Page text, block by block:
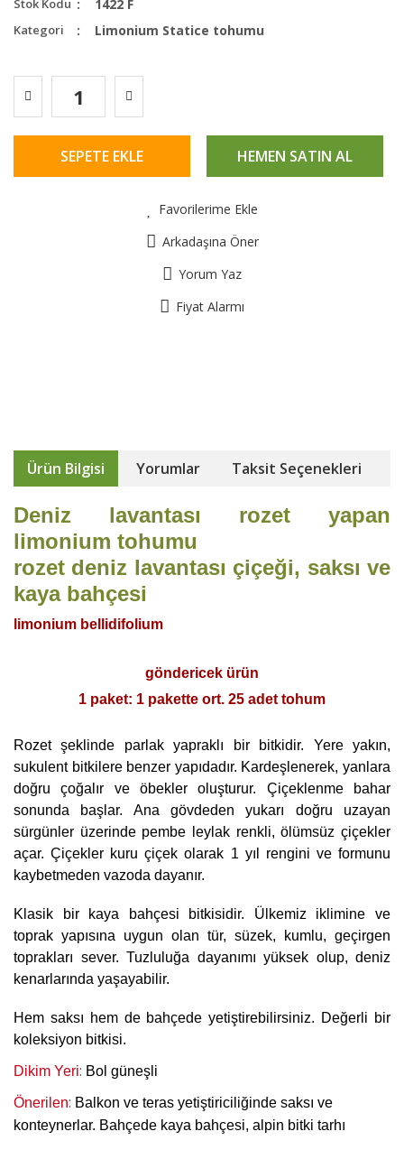
1422 F
Kategori Limonium Statice tohumu
SEPETE EKLE HEMEN SATIN AL
Favorilerime Ekle
Arkadaşına Öner
Yorum Yaz
Fiyat Alarmı
Ürün Bilgisi Yorumlar Taksit Seçenekleri
Deniz lavantası rozet yapan
limonium tohumu
rozet deniz lavantası çiçeği, saksı ve
kaya bahçesi
limonium bellidifolium
göndericek ürün
1 paket: 1 pakette ort. 25 adet tohum
Rozet şeklinde parlak yapraklı bir bitkidir. Yere yakın,
sukulent bitkilere benzer yapıdadır. Kardeşlenerek, yanlara
doğru çoğalır ve öbekler oluşturur. Çiçeklenme bahar
sonunda başlar. Ana gövdeden yukarı doğru uzayan
sürgünler üzerinde pembe leylak renkli, ölümsüz çiçekler
açar. Çiçekler kuru çiçek olarak 1 yıl rengini ve formunu
kaybetmeden vazoda dayanır.
Klasik bir kaya bahçesi bitkisidir. Ülkemiz iklimine ve
toprak yapısına uygun olan tür, süzek, kumlu, geçirgen
toprakları sever. Tuzluluğa dayanımı yüksek olup, deniz
kenarlarında yaşayabilir.
Hem saksı hem de bahçede yetiştirebilirsiniz. Değerli bir
koleksiyon bitkisi.
Dikim Yeri: Bol güneşli
Önerilen: Balkon ve teras yetiştiriciliğinde saksı ve
konteynerlar. Bahçede kaya bahçesi, alpin bitki tarhı